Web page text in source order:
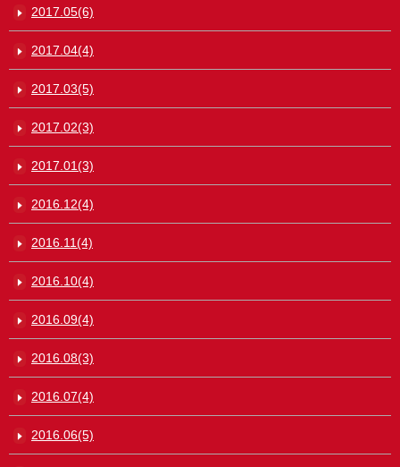
2017.05(6)
2017.04(4)
2017.03(5)
2017.02(3)
2017.01(3)
2016.12(4)
2016.11(4)
2016.10(4)
2016.09(4)
2016.08(3)
2016.07(4)
2016.06(5)